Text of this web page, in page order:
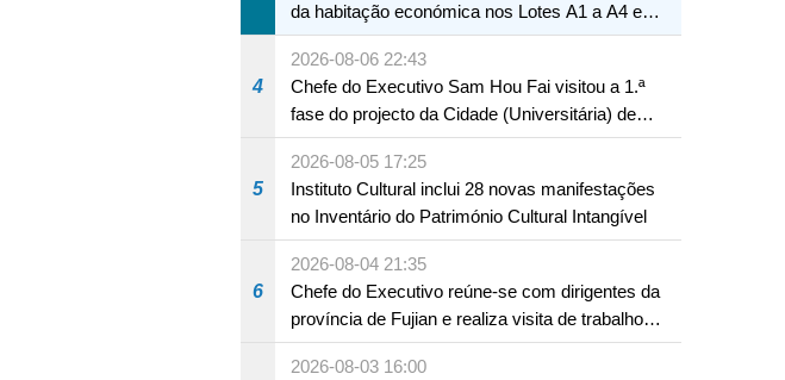
da habitação económica nos Lotes A1 a A4 e
A12 da Zona A dos Novos Aterros
4
2026-08-06 22:43
Chefe do Executivo Sam Hou Fai visitou a 1.ª
fase do projecto da Cidade (Universitária) de
Educação Internacional de Macau e Hengqin
5
2026-08-05 17:25
Instituto Cultural inclui 28 novas manifestações
no Inventário do Património Cultural Intangível
6
2026-08-04 21:35
Chefe do Executivo reúne-se com dirigentes da
província de Fujian e realiza visita de trabalho
em Fuzhou
2026-08-03 16:00